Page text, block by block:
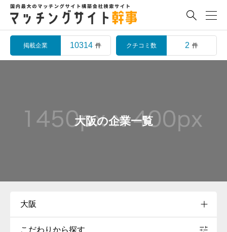

掲載企業 10314 件 クチコミ数 2 件
大阪の企業一覧
こだわりから探す